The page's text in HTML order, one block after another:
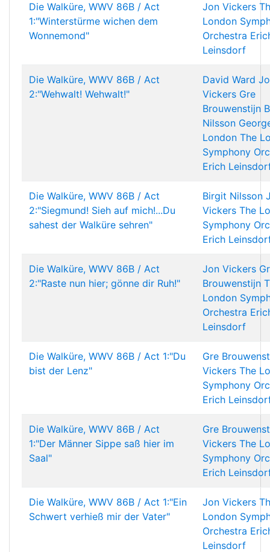
Die Walküre, WWV 86B / Act
1:"Winterstürme wichen dem
Wonnemond"
Jon Vickers
London
Orchestra
Leinsdorf
Die Walküre, WWV 86B / Act
2:"Wehwalt! Wehwalt!"
David Ward
Vickers Gre
Brouwenstijn
Nilsson
London The
Symphony
Erich
Die Walküre, WWV 86B / Act
2:"Siegmund! Sieh auf mich!...Du
sahest der Walküre sehren"
Birgit Nilsson
Vickers The
Symphony
Erich
Die Walküre, WWV 86B / Act
2:"Raste nun hier; gönne dir Ruh!"
Jon Vickers
Brouwenstijn
London
Orchestra
Leinsdorf
Die Walküre, WWV 86B / Act 1:"Du
bist der Lenz"
Gre
Vickers The
Symphony
Erich
Die Walküre, WWV 86B / Act
1:"Der Männer Sippe saß hier im
Saal"
Gre
Vickers The
Symphony
Erich
Die Walküre, WWV 86B / Act 1:"Ein
Schwert verhieß mir der Vater"
Jon Vickers
London
Orchestra
Leinsdorf